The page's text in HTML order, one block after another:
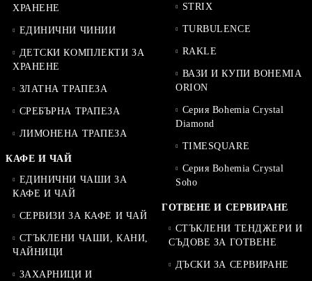
ХРАНЕНЕ
ЕДИНИЧНИ ЧИНИИ
ДЕТСКИ КОМПЛЕКТИ ЗА
ХРАНЕНЕ
ЗЛАТНА ТРАПЕЗА
СРЕБЪРНА ТРАПЕЗА
ЛИМОНЕНА ТРАПЕЗА
КАФЕ И ЧАЙ
ЕДИНИЧНИ ЧАШИ ЗА
КАФЕ И ЧАЙ
СЕРВИЗИ ЗА КАФЕ И ЧАЙ
СТЪКЛЕНИ ЧАШИ, КАНИ,
ЧАЙНИЦИ
ЗАХАРНИЦИ И
STRIX
TURBULENCE
RAKLE
ВАЗИ И КУПИ BOHEMIA
ORION
Серия Bohemia Crystal
Diamond
TIMESQUARE
Серия Bohemia Crystal
Soho
ГОТВЕНЕ И СЕРВИРАНЕ
СТЪКЛЕНИ ТЕНДЖЕРИ И
СЪДОВЕ ЗА ГОТВЕНЕ
ДЪСКИ ЗА СЕРВИРАНЕ